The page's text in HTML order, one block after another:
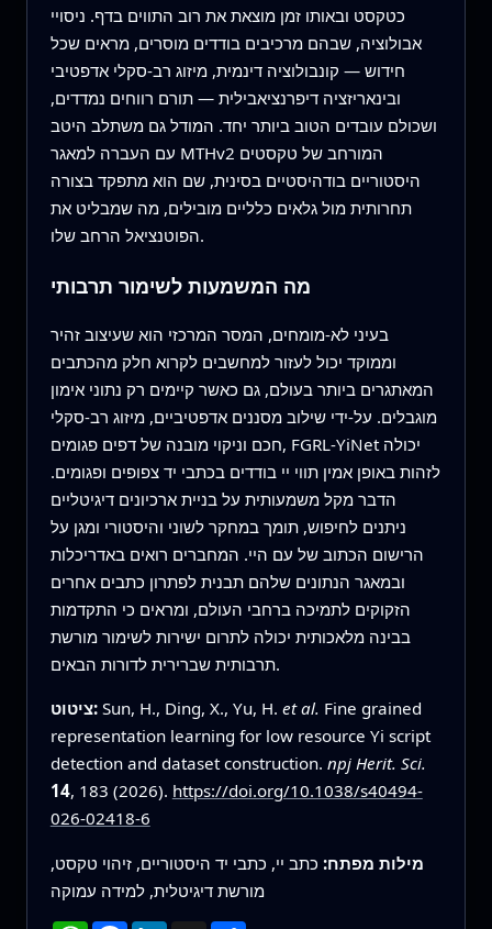
כטקסט ובאותו זמן מוצאת את רוב התווים בדף. ניסויי
אבולוציה, שבהם מרכיבים בודדים מוסרים, מראים שכל
חידוש — קונבולוציה דינמית, מיזוג רב‑סקלי אדפטיבי
ובינאריזציה דיפרנציאבילית — תורם רווחים נמדדים,
ושכולם עובדים הטוב ביותר יחד. המודל גם משתלב היטב
עם העברה למאגר MTHv2 המורחב של טקסטים
היסטוריים בודהיסטיים בסינית, שם הוא מתפקד בצורה
תחרותית מול גלאים כלליים מובילים, מה שמבליט את
הפוטנציאל הרחב שלו.
מה המשמעות לשימור תרבותי
בעיני לא‑מומחים, המסר המרכזי הוא שעיצוב זהיר
וממוקד יכול לעזור למחשבים לקרוא חלק מהכתבים
המאתגרים ביותר בעולם, גם כאשר קיימים רק נתוני אימון
מוגבלים. על‑ידי שילוב מסננים אדפטיביים, מיזוג רב‑סקלי
חכם וניקוי מובנה של דפים פגומים, FGRL‑YiNet יכולה
לזהות באופן אמין תווי יי בודדים בכתבי יד צפופים ופגומים.
הדבר מקל משמעותית על בניית ארכיונים דיגיטליים
ניתנים לחיפוש, תומך במחקר לשוני והיסטורי ומגן על
הרישום הכתוב של עם היי. המחברים רואים באדריכלות
ובמאגר הנתונים שלהם תבנית לפתרון כתבים אחרים
הזקוקים לתמיכה ברחבי העולם, ומראים כי התקדמות
בבינה מלאכותית יכולה לתרום ישירות לשימור מורשת
תרבותית שברירית לדורות הבאים.
ציטוט: Sun, H., Ding, X., Yu, H. et al. Fine grained
representation learning for low resource Yi script
detection and dataset construction. npj Herit. Sci.
14, 183 (2026). https://doi.org/10.1038/s40494-
026-02418-6
מילות מפתח: כתב יי, כתבי יד היסטוריים, זיהוי טקסט,
מורשת דיגיטלית, למידה עמוקה